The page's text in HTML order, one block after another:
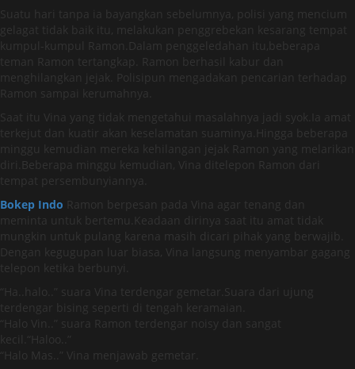
Suatu hari tanpa ia bayangkan sebelumnya, polisi yang mencium
gelagat tidak baik itu, melakukan penggrebekan kesarang tempat
kumpul-kumpul Ramon.Dalam penggeledahan itu,beberapa
teman Ramon tertangkap. Ramon berhasil kabur dan
menghilangkan jejak. Polisipun mengadakan pencarian terhadap
Ramon sampai kerumahnya.
Saat itu Vina yang tidak mengetahui masalahnya jadi syok.Ia amat
terkejut dan kuatir akan keselamatan suaminya.Hingga beberapa
minggu kemudian mereka kehilangan jejak Ramon yang melarikan
diri.Beberapa minggu kemudian, Vina ditelepon Ramon dari
tempat persembunyiannya.
Bokep Indo Ramon berpesan pada Vina agar tenang dan
meminta untuk bertemu.Keadaan dirinya saat itu amat tidak
mungkin untuk pulang karena masih dicari pihak yang berwajib.
Dengan kegugupan luar biasa, Vina langsung menyambar gagang
telepon ketika berbunyi.
“Ha..halo..” suara Vina terdengar gemetar.Suara dari ujung
terdengar bising seperti di tengah keramaian.
“Halo Vin..” suara Ramon terdengar noisy dan sangat
kecil.“Haloo..”
“Halo Mas..” Vina menjawab gemetar.